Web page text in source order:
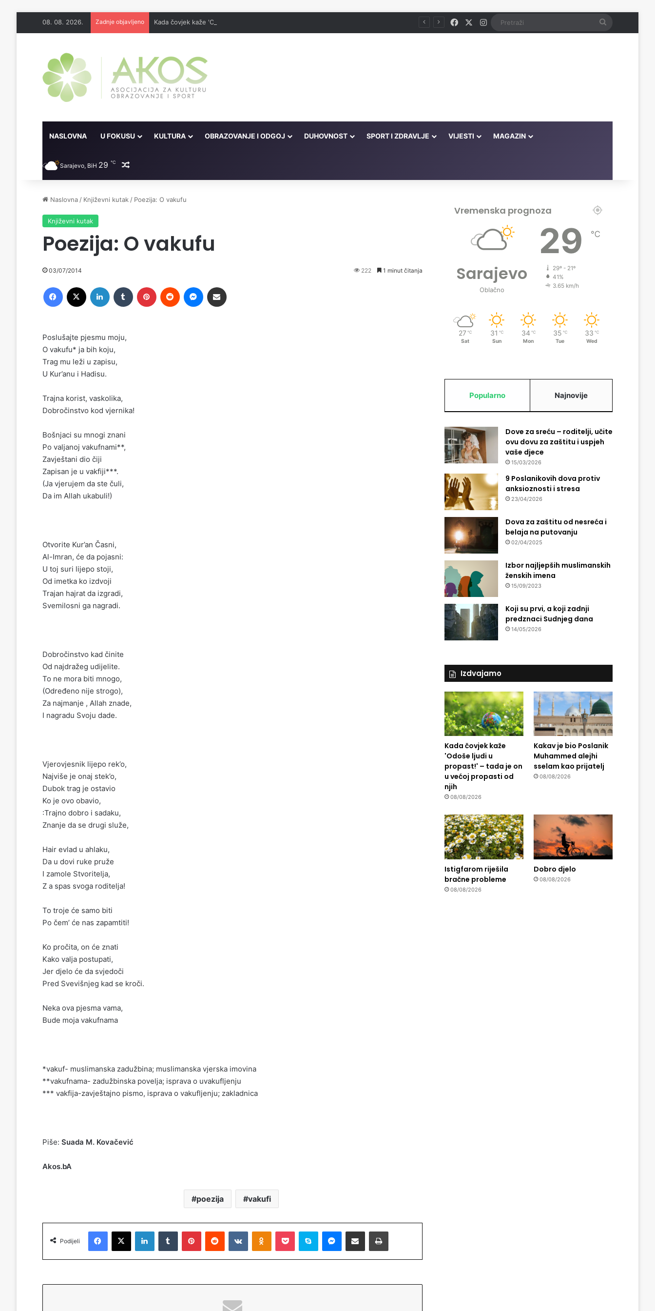
08. 08. 2026. Zadnje objavljeno Kada čovjek kaže 'Odoše ljudi u propast!' – tada je on u većoj propasti od njih FacebookInstagram Pretraži
NASLOVNA U FOKUSU KULTURA OBRAZOVANJE I ODGOJ DUHOVNOST SPORT I ZDRAVLJE VIJESTI MAGAZIN
Sarajevo, BiH 29 ℃ Random članak
Naslovna / Književni kutak / Poezija: O vakufu
Književni kutak
Poezija: O vakufu
03/07/2014 222 1 minut čitanja
Poslušajte pjesmu moju,
O vakufu* ja bih koju,
Trag mu leži u zapisu,
U Kur’anu i Hadisu.
Trajna korist, vaskolika,
Dobročinstvo kod vjernika!
Bošnjaci su mnogi znani
Po valjanoj vakufnami**,
Zavještani dio čiji
Zapisan je u vakfiji***.
(Ja vjerujem da ste čuli,
Da im Allah ukabuli!)
Otvorite Kur’an Časni,
Al-Imran, će da pojasni:
U toj suri lijepo stoji,
Od imetka ko izdvoji
Trajan hajrat da izgradi,
Svemilosni ga nagradi.
Dobročinstvo kad činite
Od najdražeg udijelite.
To ne mora biti mnogo,
(Određeno nije strogo),
Za najmanje , Allah znade,
I nagradu Svoju dade.
Vjerovjesnik lijepo rek’o,
Najviše je onaj stek’o,
Dubok trag je ostavio
Ko je ovo obavio,
:Trajno dobro i sadaku,
Znanje da se drugi služe,
Hair evlad u ahlaku,
Da u dovi ruke pruže
I zamole Stvoritelja,
Z a spas svoga roditelja!
To troje će samo biti
Po čem’ će nas zapamtiti!
Ko pročita, on će znati
Kako valja postupati,
Jer djelo će da svjedoči
Pred Svevišnjeg kad se kroči.
Neka ova pjesma vama,
Bude moja vakufnama
*vakuf- muslimanska zadužbina; muslimanska vjerska imovina
**vakufnama- zadužbinska povelja; isprava o uvakufljenju
*** vakfija-zavještajno pismo, isprava o vakufljenju; zakladnica
Piše: Suada M. Kovačević
Akos.bA
poezija vakufi
Podijeli
Facebook X LinkedIn Tumblr Pinterest Reddit VKontakte Odnoklassniki Pocket Skype Messenger Podijeli putem Emaila Printaj
Vremenska prognoza
Sarajevo
Oblačno
29 ℃
29º - 21º
41%
3.65 km/h
27 ℃
Sat
31 ℃
Sun
34 ℃
Mon
35 ℃
Tue
33 ℃
Wed
Popularno Najnovije
Dove za sreću – roditelji, učite
ovu dovu za zaštitu i uspjeh
vaše djece
15/03/2026
9 Poslanikovih dova protiv
anksioznosti i stresa
23/04/2026
Dova za zaštitu od nesreća i
belaja na putovanju
02/04/2025
Izbor najljepših muslimanskih
ženskih imena
15/09/2023
Koji su prvi, a koji zadnji
predznaci Sudnjeg dana
14/05/2026
Izdvajamo
Kada čovjek kaže
'Odoše ljudi u
propast!' – tada je on
u većoj propasti od
njih
08/08/2026
Kakav je bio Poslanik
Muhammed alejhi
sselam kao prijatelj
08/08/2026
Istigfarom riješila
bračne probleme
08/08/2026
Dobro djelo
08/08/2026